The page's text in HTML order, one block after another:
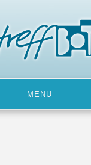
MENU